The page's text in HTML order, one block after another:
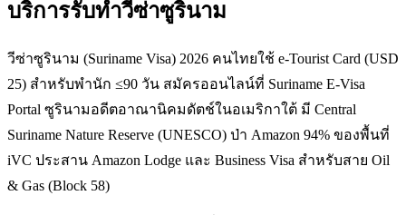
บริการรับทำวีซ่าซูรินาม
วีซ่าซูรินาม (Suriname Visa) 2026 คนไทยใช้ e-Tourist Card (USD
25) สำหรับพำนัก ≤90 วัน สมัครออนไลน์ที่ Suriname E-Visa
Portal ซูรินามอดีตอาณานิคมดัตช์ในอเมริกาใต้ มี Central
Suriname Nature Reserve (UNESCO) ป่า Amazon 94% ของพื้นที่
iVC ประสาน Amazon Lodge และ Business Visa สำหรับสาย Oil
& Gas (Block 58)